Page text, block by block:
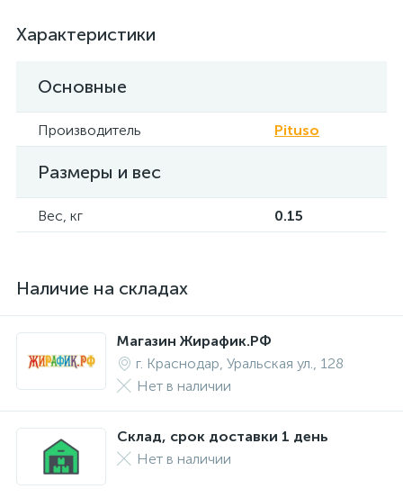
Характеристики
Основные
Производитель Pituso
Размеры и вес
Вес, кг 0.15
Наличие на складах
Магазин Жирафик.РФ
г. Краснодар, Уральская ул., 128
Нет в наличии
Склад, срок доставки 1 день
Нет в наличии